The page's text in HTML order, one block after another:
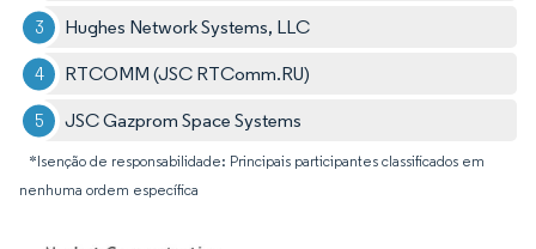
Hughes Network Systems, LLC
RTCOMM (JSC RTComm.RU)
JSC Gazprom Space Systems
*Isenção de responsabilidade: Principais participantes classificados em
nenhuma ordem específica